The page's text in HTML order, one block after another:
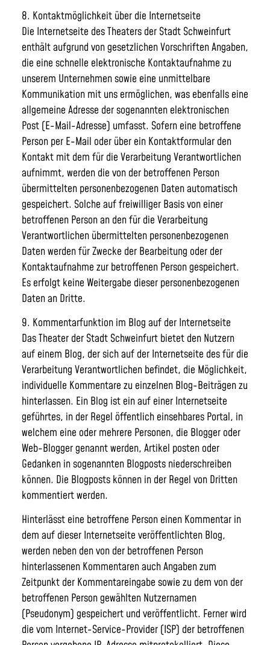
8. Kontaktmöglichkeit über die Internetseite
Die Internetseite des Theaters der Stadt Schweinfurt
enthält aufgrund von gesetzlichen Vorschriften Angaben,
die eine schnelle elektronische Kontaktaufnahme zu
unserem Unternehmen sowie eine unmittelbare
Kommunikation mit uns ermöglichen, was ebenfalls eine
allgemeine Adresse der sogenannten elektronischen
Post (E-Mail-Adresse) umfasst. Sofern eine betroffene
Person per E-Mail oder über ein Kontaktformular den
Kontakt mit dem für die Verarbeitung Verantwortlichen
aufnimmt, werden die von der betroffenen Person
übermittelten personenbezogenen Daten automatisch
gespeichert. Solche auf freiwilliger Basis von einer
betroffenen Person an den für die Verarbeitung
Verantwortlichen übermittelten personenbezogenen
Daten werden für Zwecke der Bearbeitung oder der
Kontaktaufnahme zur betroffenen Person gespeichert.
Es erfolgt keine Weitergabe dieser personenbezogenen
Daten an Dritte.
9. Kommentarfunktion im Blog auf der Internetseite
Das Theater der Stadt Schweinfurt bietet den Nutzern
auf einem Blog, der sich auf der Internetseite des für die
Verarbeitung Verantwortlichen befindet, die Möglichkeit,
individuelle Kommentare zu einzelnen Blog-Beiträgen zu
hinterlassen. Ein Blog ist ein auf einer Internetseite
geführtes, in der Regel öffentlich einsehbares Portal, in
welchem eine oder mehrere Personen, die Blogger oder
Web-Blogger genannt werden, Artikel posten oder
Gedanken in sogenannten Blogposts niederschreiben
können. Die Blogposts können in der Regel von Dritten
kommentiert werden.
Hinterlässt eine betroffene Person einen Kommentar in
dem auf dieser Internetseite veröffentlichten Blog,
werden neben den von der betroffenen Person
hinterlassenen Kommentaren auch Angaben zum
Zeitpunkt der Kommentareingabe sowie zu dem von der
betroffenen Person gewählten Nutzernamen
(Pseudonym) gespeichert und veröffentlicht. Ferner wird
die vom Internet-Service-Provider (ISP) der betroffenen